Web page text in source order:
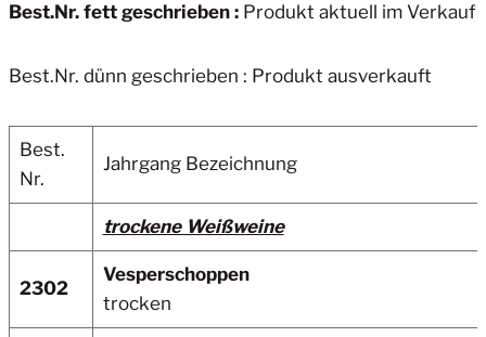
Best.Nr. fett geschrieben : Produkt aktuell im Verkauf
Best.Nr. dünn geschrieben : Produkt ausverkauft
Best.
Nr.
Jahrgang Bezeichnung
trockene Weißweine
2302
Vesperschoppen
trocken